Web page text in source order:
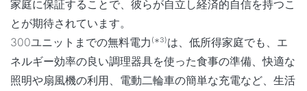
家庭に保証することで、彼らが自立し経済的自信を持つこ
とが期待されています。
300ユニットまでの無料電力⁽*³⁾は、低所得家庭でも、エ
ネルギー効率の良い調理器具を使った食事の準備、快適な
照明や扇風機の利用、電動二輪車の簡単な充電など、生活